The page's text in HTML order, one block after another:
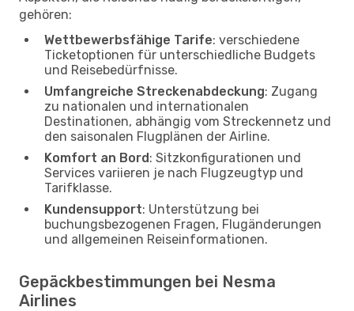
gehören:
Wettbewerbsfähige Tarife: verschiedene
Ticketoptionen für unterschiedliche Budgets
und Reisebedürfnisse.
Umfangreiche Streckenabdeckung: Zugang
zu nationalen und internationalen
Destinationen, abhängig vom Streckennetz und
den saisonalen Flugplänen der Airline.
Komfort an Bord: Sitzkonfigurationen und
Services variieren je nach Flugzeugtyp und
Tarifklasse.
Kundensupport: Unterstützung bei
buchungsbezogenen Fragen, Flugänderungen
und allgemeinen Reiseinformationen.
Gepäckbestimmungen bei Nesma
Airlines